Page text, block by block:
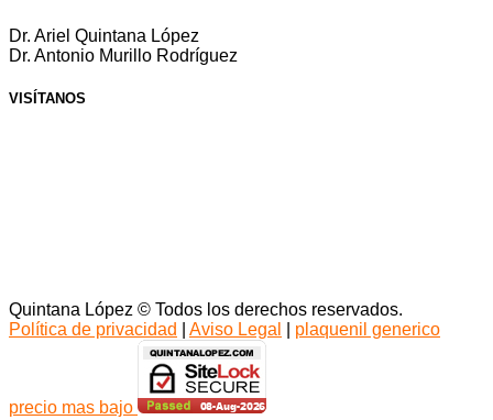
Dr. Ariel Quintana López
Dr. Antonio Murillo Rodríguez
VISÍTANOS
Quintana López © Todos los derechos reservados.
Política de privacidad
Aviso Legal plaquenil generico
precio mas bajo